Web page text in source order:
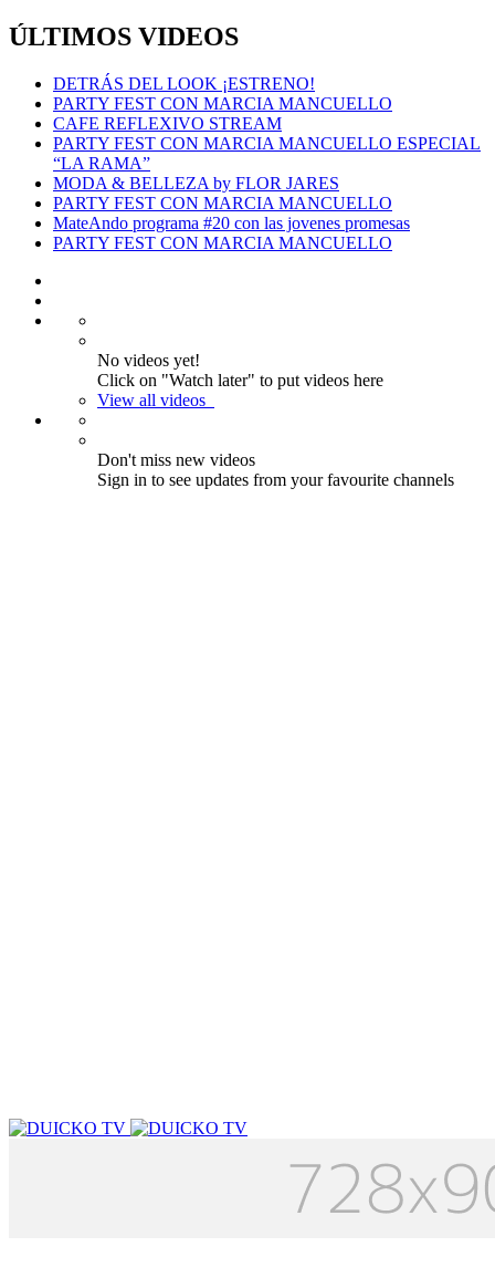
ÚLTIMOS VIDEOS
DETRÁS DEL LOOK ¡ESTRENO!
PARTY FEST CON MARCIA MANCUELLO
CAFE REFLEXIVO STREAM
PARTY FEST CON MARCIA MANCUELLO ESPECIAL
“LA RAMA”
MODA & BELLEZA by FLOR JARES
PARTY FEST CON MARCIA MANCUELLO
MateAndo programa #20 con las jovenes promesas
PARTY FEST CON MARCIA MANCUELLO
No videos yet!
Click on "Watch later" to put videos here
View all videos
Don't miss new videos
Sign in to see updates from your favourite channels